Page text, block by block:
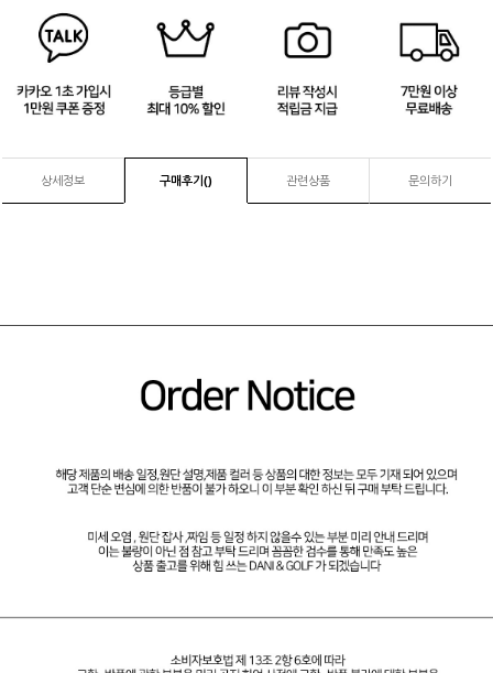
상세정보 구매후기() 관련상품 문의하기